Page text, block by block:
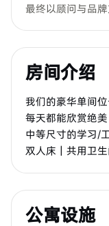
最终以顾问与品牌
房间介绍
我们的豪华单间
每天都能欣赏绝美
中等尺寸的学习/
双人床｜共用卫
公寓设施